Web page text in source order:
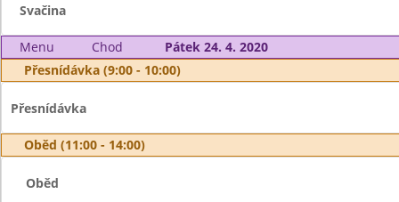
Svačina
Menu Chod
Pátek 24. 4. 2020
Přesnídávka (9:00 - 10:00)
Přesnídávka
Oběd (11:00 - 14:00)
Oběd